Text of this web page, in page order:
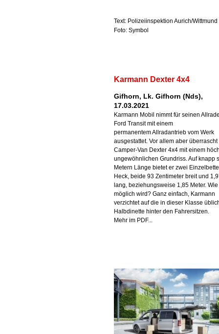
Text: Polizeiinspektion Aurich/Wittmund
Foto: Symbol
Karmann Dexter 4x4
Gifhorn, Lk. Gifhorn (Nds),
17.03.2021
Karmann Mobil nimmt für seinen
Ford Transit mit einem
permanentem Allradantrieb vom Werk
ausgestattet. Vor allem aber überrascht
Camper-Van Dexter 4x4 mit einem
ungewöhnlichen Grundriss. Auf knapp
Metern Länge bietet er zwei
Heck, beide 93 Zentimeter breit und
lang, beziehungsweise 1,85 Meter.
möglich wird? Ganz einfach, Karmann
verzichtet auf die in dieser Klasse
Halbdinette hinter den Fahrersitzen.
Mehr im PDF...